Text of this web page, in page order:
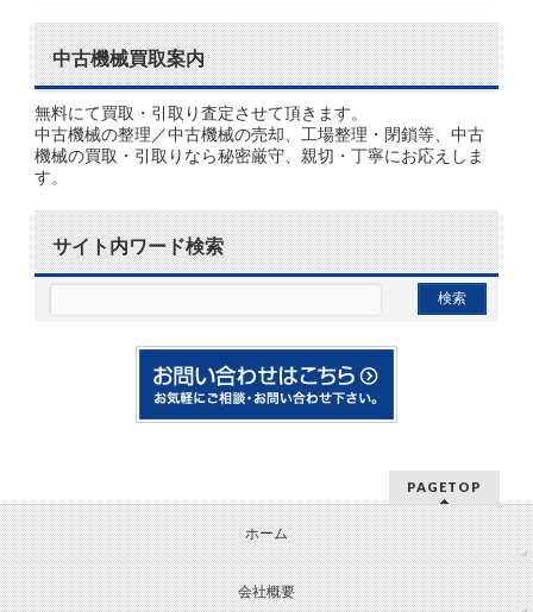
中古機械買取案内
無料にて買取・引取り査定させて頂きます。
中古機械の整理／中古機械の売却、工場整理・閉鎖等、中古
機械の買取・引取りなら秘密厳守、親切・丁寧にお応えしま
す。
サイト内ワード検索
PAGETOP
ホーム
会社概要